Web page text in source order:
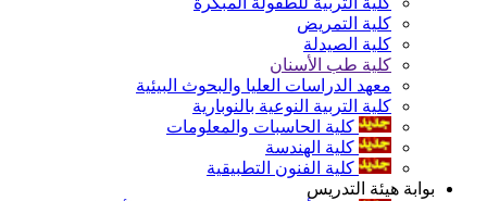
كلية التمريض
كلية الصيدلة
كلية طب الأسنان
معهد الدراسات العليا والبحوث البيئية
كلية التربية النوعية بالنوبارية
كلية الحاسبات والمعلومات
كلية الهندسة
كلية الفنون التطبيقية
بوابة هيئة التدريس